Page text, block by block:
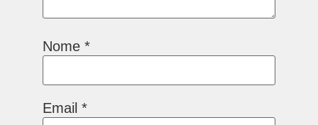
Nome *
Email *